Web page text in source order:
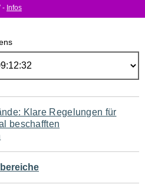
- Infos
Klare Regelungen für
beschafften